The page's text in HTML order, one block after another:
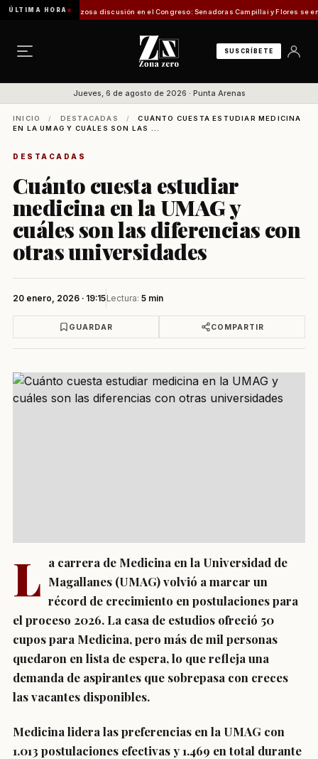
ÚLTIMA HORA
Vergonzosa discusión en el Congreso: Senadoras Campillai y Flores se enfrentaron
SUSCRÍBETE
Jueves, 6 de agosto de 2026 · Punta Arenas
INICIO / DESTACADAS /
CUÁNTO CUESTA ESTUDIAR MEDICINA
EN LA UMAG Y CUÁLES SON LAS ...
DESTACADAS
Cuánto cuesta estudiar
medicina en la UMAG y
cuáles son las diferencias con
otras universidades
20 enero, 2026 · 19:15Lectura: 5 min
GUARDAR COMPARTIR
L a carrera de Medicina en la Universidad de
Magallanes (UMAG) volvió a marcar un
récord de crecimiento en postulaciones para
el proceso 2026. La casa de estudios ofreció 50
cupos para Medicina, pero más de mil personas
quedaron en lista de espera, lo que refleja una
demanda de aspirantes que sobrepasa con creces
las vacantes disponibles.
Medicina lidera las preferencias en la UMAG con
1.013 postulaciones efectivas y 1.469 en total durante